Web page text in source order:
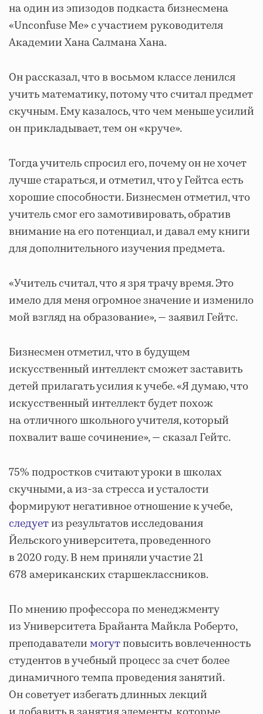
на один из эпизодов подкаста бизнесмена
«Unconfuse Me» с участием руководителя
Академии Хана Салмана Хана.
Он рассказал, что в восьмом классе ленился
учить математику, потому что считал предмет
скучным. Ему казалось, что чем меньше усилий
он прикладывает, тем он «круче».
Тогда учитель спросил его, почему он не хочет
лучше стараться, и отметил, что у Гейтса есть
хорошие способности. Бизнесмен отметил, что
учитель смог его замотивировать, обратив
внимание на его потенциал, и давал ему книги
для дополнительного изучения предмета.
«Учитель считал, что я зря трачу время. Это
имело для меня огромное значение и изменило
мой взгляд на образование», — заявил Гейтс.
Бизнесмен отметил, что в будущем
искусственный интеллект сможет заставить
детей прилагать усилия к учебе. «Я думаю, что
искусственный интеллект будет похож
на отличного школьного учителя, который
похвалит ваше сочинение», — сказал Гейтс.
75% подростков считают уроки в школах
скучными, а из-за стресса и усталости
формируют негативное отношение к учебе,
следуетиз результатов исследования
Йельского университета, проведенного
в 2020 году. В нем приняли участие 21
678 американских старшеклассников.
По мнению профессора по менеджменту
из Университета Брайанта Майкла Роберто,
преподавателимогутповысить вовлеченность
студентов в учебный процесс за счет более
динамичного темпа проведения занятий.
Он советует избегать длинных лекций